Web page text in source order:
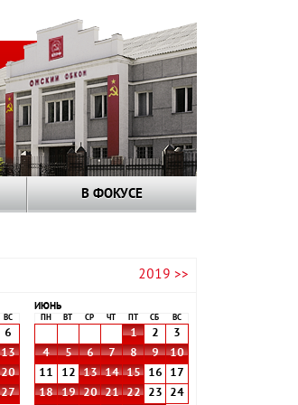
В ФОКУСЕ
2019 >>
ВС
6
13
20
27
ИЮНЬ
ПН ВТ СР ЧТ СБ ВС
1 2
3
4
5 6 7 8 9
10
11
12 13 14 15 16
17
18
19 20 21 22 23
24